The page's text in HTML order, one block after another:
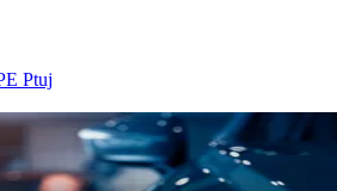
Ptuj